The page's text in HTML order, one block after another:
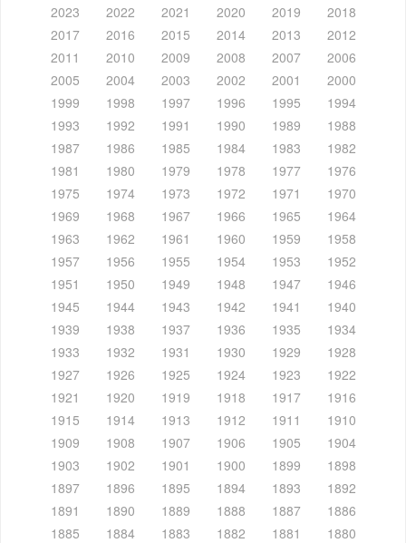
2023
2022 2021 2020 2019
2018
2017
2016 2015 2014 2013
2012
2011
2010 2009 2008 2007
2006
2005
2004 2003 2002 2001
2000
1999
1998 1997 1996 1995
1994
1993
1992 1991 1990 1989
1988
1987
1986 1985 1984 1983
1982
1981
1980 1979 1978 1977
1976
1975
1974 1973 1972 1971
1970
1969
1968 1967 1966 1965
1964
1963
1962 1961 1960 1959
1958
1957
1956 1955 1954 1953
1952
1951
1950 1949 1948 1947
1946
1945
1944 1943 1942 1941
1940
1939
1938 1937 1936 1935
1934
1933
1932 1931 1930 1929
1928
1927
1926 1925 1924 1923
1922
1921
1920 1919 1918 1917
1916
1915
1914 1913 1912 1911
1910
1909
1908 1907 1906 1905
1904
1903
1902 1901 1900 1899
1898
1897
1896 1895 1894 1893
1892
1891
1890 1889 1888 1887
1886
1885
1884 1883 1882 1881
1880